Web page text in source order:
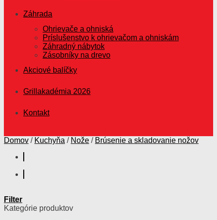
Záhrada
Ohrievače a ohniská
Príslušenstvo k ohrievačom a ohniskám
Záhradný nábytok
Zásobníky na drevo
Akciové balíčky
Grillakadémia 2026
Kontakt
Domov / Kuchyňa / Nože / Brúsenie a skladovanie nožov
Filter
Kategórie produktov